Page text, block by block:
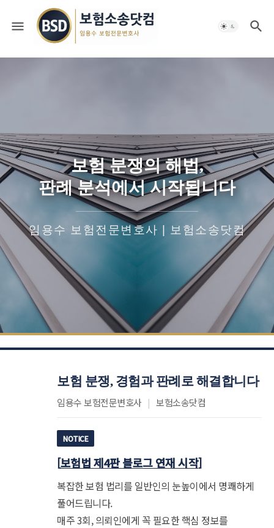
보험 분쟁의 해법,
판례 분석에서 시작됩니다
임용수 보험전문변호사 | 보험소송닷컴
보험 분쟁, 경험과 판례로 해결합니다
임용수 보험전문변호사 | 보험소송닷컴
NOTICE
[보험법 제4판 블로그 연재 시작]
복잡한 보험 법리를 일반인의 눈높이에서 명쾌하게
풀어드립니다.
매주 3회, 의뢰인에게 꼭 필요한 핵심 정보를